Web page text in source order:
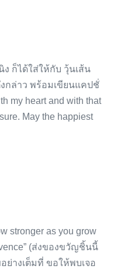
ก็ได้ใส่ให้กับ วุ้นเส้น
กล่าว พร้อมเขียนแคปชั่
my heart and with that
May the happiest
stronger as you grow
(ส่งของขวัญชิ้นนี้
างเต็มที่ ขอให้พบเจอ